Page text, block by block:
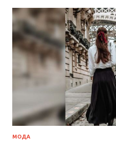
МОДА